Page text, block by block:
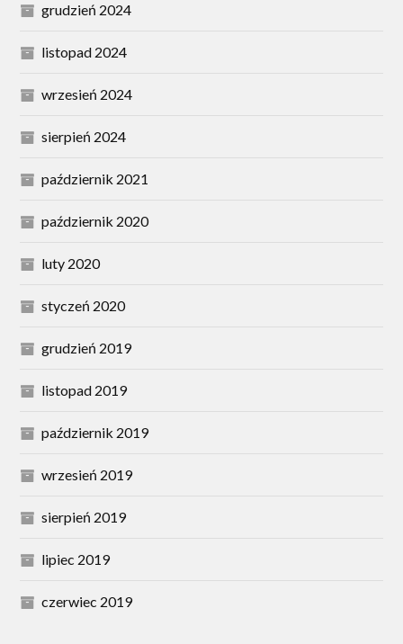
grudzień 2024
listopad 2024
wrzesień 2024
sierpień 2024
październik 2021
październik 2020
luty 2020
styczeń 2020
grudzień 2019
listopad 2019
październik 2019
wrzesień 2019
sierpień 2019
lipiec 2019
czerwiec 2019